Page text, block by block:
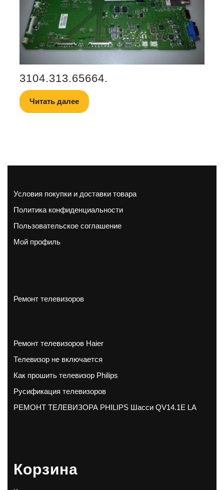
3104.313.65664.
Читать далее
Условия покупки и доставки товара
Политика конфиденциальности
Пользовательское соглашение
Мой профиль
Ремонт телевизоров
Ремонт телевизоров Haier
Телевизор не включается
Как прошить телевизор Philips
Русификация телевизоров
РЕМОНТ ТЕЛЕВИЗОРА PHILIPS Шасси QV14.1E LA
Корзина